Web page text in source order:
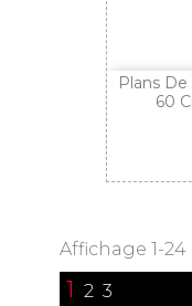
Plans
60
Affichage 1-
1 2 3